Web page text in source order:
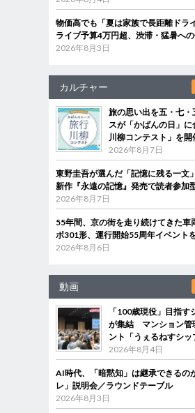
物価高でも「夏は家族で長距離ド
ライブ予算4万円超、渋滞・猛暑へ
2026年8月3日
カルチャー
旅の思い出を五・七
スが「かばんの日」
川柳コンテスト」を開
2026年8月7日
東野圭吾が選んだ「記憶に残る一
新作『永遠の記憶』発売で読者参加
2026年8月7日
55年間、京の街を走り続けてきた
ボ301形、運行開始55周年イベント
2026年8月6日
動画
「100歳現役」目指す
が集結 マンション管
ント「うぇるねすシッ
2026年8月4日
AI時代、「暗黙知」は継承できる
レ」説明会／ラウンドテーブル
2026年8月3日